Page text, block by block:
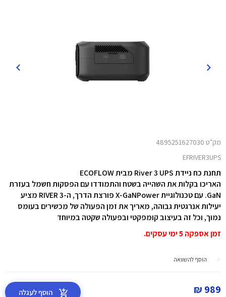
מק"ט 4895251627030
EFRIVER3UPS
תחנת כח ניידת River 3 UPS מבית ECOFLOW
האריכו בקלות את השהייה בשטח והתמודדו עם הפסקות חשמל בעזרת
GaN. עם טכנולוגיית X-GaNPower פורצת הדרך, ה-RIVER 3 מציע
יעילות אנרגטית גבוהה, מאריך את זמן הפעולה של מכשירים בעומס
נמוך, וכל זה בעיצוב קומפקטי ובפעולה שקטה במיוחד
זמן אספקה 5 ימי עסקים.
הוסף להשוואה
989 ₪ הוסף לעגלה